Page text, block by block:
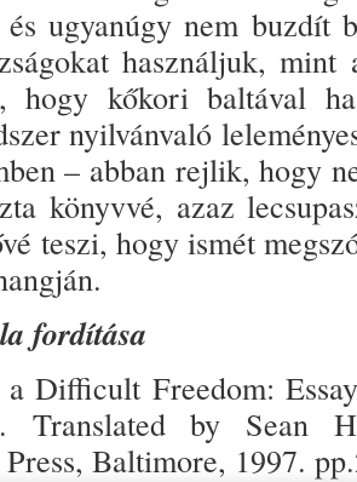
és ugyanúgy nem buzdít
hasz­náljuk,
hogy kőkori baltával
nyilvánvaló
– abban rej­lik, hogy
könyvvé, azaz
teszi, hogy ismét
fordítása
Difficult Freedom:
Translated by Sean
Baltimore, 1997.